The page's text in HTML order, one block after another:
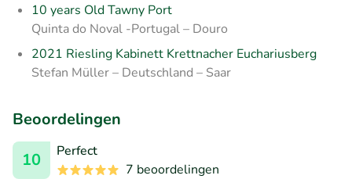
10 years Old Tawny Port
Quinta do Noval -Portugal – Douro
2021 Riesling Kabinett Krettnacher Euchariusberg
Stefan Müller – Deutschland – Saar
Beoordelingen
10
Perfect
7 beoordelingen